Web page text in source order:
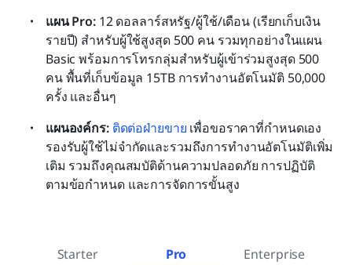
แผน Pro: 12 ดอลลาร์สหรัฐ/ผู้ใช้/เดือน (เรียกเก็บเงิน
รายปี) สำหรับผู้ใช้สูงสุด 500 คน รวมทุกอย่างในแผน
Basic พร้อมการโทรกลุ่มสำหรับผู้เข้าร่วมสูงสุด 500
คน พื้นที่เก็บข้อมูล 15TB การทำงานอัตโนมัติ 50,000
ครั้ง และอื่นๆ
แผนองค์กร: ติดต่อฝ่ายขาย เพื่อขอราคาที่กำหนดเอง
รองรับผู้ใช้ไม่จำกัดและรวมถึงการทำงานอัตโนมัติเพิ่ม
เติม รวมถึงคุณสมบัติด้านความปลอดภัย การปฏิบัติ
ตามข้อกำหนด และการจัดการขั้นสูง
Starter Pro Enterprise